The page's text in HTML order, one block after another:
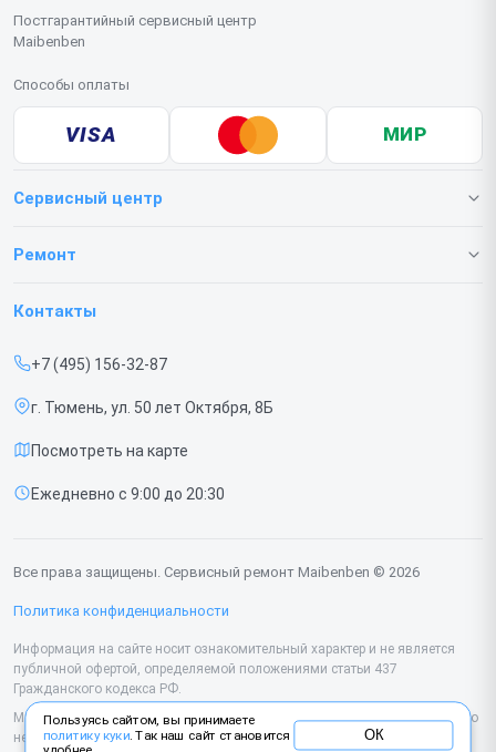
Постгарантийный сервисный центр
Maibenben
Способы оплаты
VISA МИР
Сервисный центр
О нашем сервисе
Срочный ремонт
Доставка и способы оплаты
Диагностика
Контакты
Ремонт
Ноутбуков
Контакты
+7 (495) 156-32-87
г. Тюмень, ул. 50 лет Октября, 8Б
Посмотреть на карте
Ежедневно с 9:00 до 20:30
Все права защищены. Сервисный ремонт Maibenben © 2026
Политика конфиденциальности
Информация на сайте носит ознакомительный характер и не является
публичной офертой, определяемой положениями статьи 437
Гражданского кодекса РФ.
Мы специализируемся на обслуживании и ремонте техники Maibenben, но
не являемся их официальным представителем. Предоставляем
Пользуясь сайтом, вы принимаете
политику куки. Так наш сайт становится
ОК